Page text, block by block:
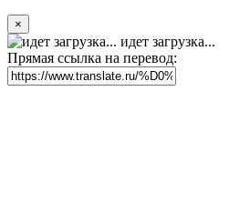
×
идет загрузка...
Прямая ссылка на перевод: